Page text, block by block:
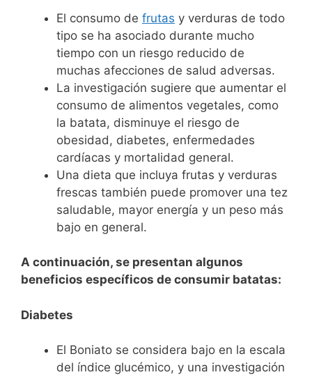
El consumo de frutas y verduras de todo
tipo se ha asociado durante mucho
tiempo con un riesgo reducido de
muchas afecciones de salud adversas.
La investigación sugiere que aumentar el
consumo de alimentos vegetales, como
la batata, disminuye el riesgo de
obesidad, diabetes, enfermedades
cardíacas y mortalidad general.
Una dieta que incluya frutas y verduras
frescas también puede promover una tez
saludable, mayor energía y un peso más
bajo en general.
A continuación, se presentan algunos
beneficios específicos de consumir batatas:
Diabetes
El Boniato se considera bajo en la escala
del índice glucémico, y una investigación